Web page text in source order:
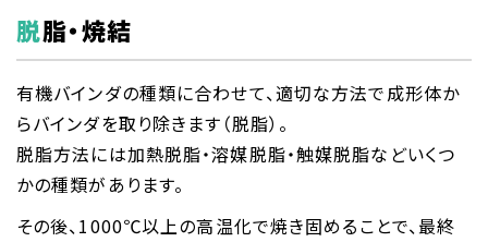
脱脂・焼結
有機バインダの種類に合わせて、適切な方法で成形体か
らバインダを取り除きます（脱脂）。
脱脂方法には加熱脱脂・溶媒脱脂・触媒脱脂などいくつ
かの種類があります。
その後、1000℃以上の高温化で焼き固めることで、最終